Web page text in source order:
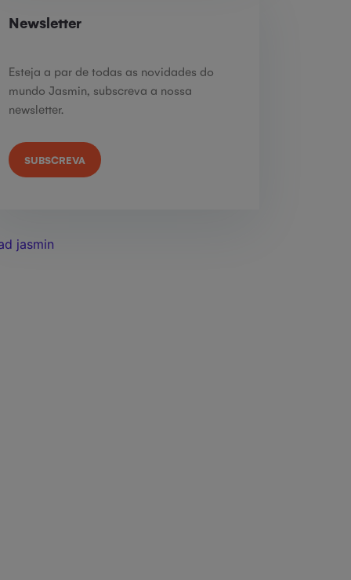
Newsletter
Esteja a par de todas as novidades do
mundo Jasmin, subscreva a nossa
newsletter.
SUBSCREVA